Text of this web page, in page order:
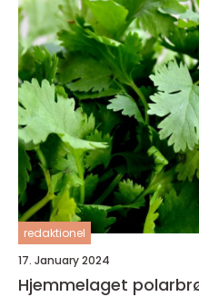
redaktionel
17. January 2024
Hjemmelaget